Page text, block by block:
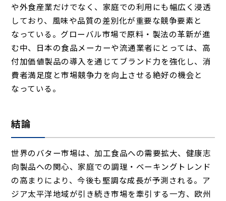
や外食産業だけでなく、家庭での利用にも幅広く浸透
しており、風味や品質の差別化が重要な競争要素と
なっている。グローバル市場で原料・製法の革新が進
む中、日本の食品メーカーや流通業者にとっては、高
付加価値製品の導入を通じてブランド力を強化し、消
費者満足度と市場競争力を向上させる絶好の機会と
なっている。
結論
世界のバター市場は、加工食品への需要拡大、健康志
向製品への関心、家庭での調理・ベーキングトレンド
の高まりにより、今後も堅調な成長が予測される。ア
ジア太平洋地域が引き続き市場を牽引する一方、欧州